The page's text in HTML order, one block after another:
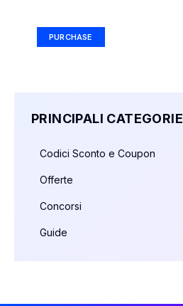
PURCHASE
PRINCIPALI CATEGORIE
Codici Sconto e Coupon
Offerte
Concorsi
Guide